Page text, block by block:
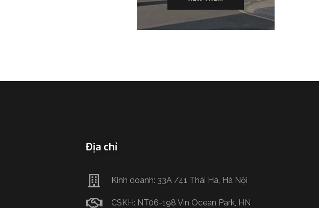
Địa chỉ
Kinh doanh: 33A /41 Thái Hà, Hà Nội
CSKH: NT06-198 Vin Ocean Park, HN